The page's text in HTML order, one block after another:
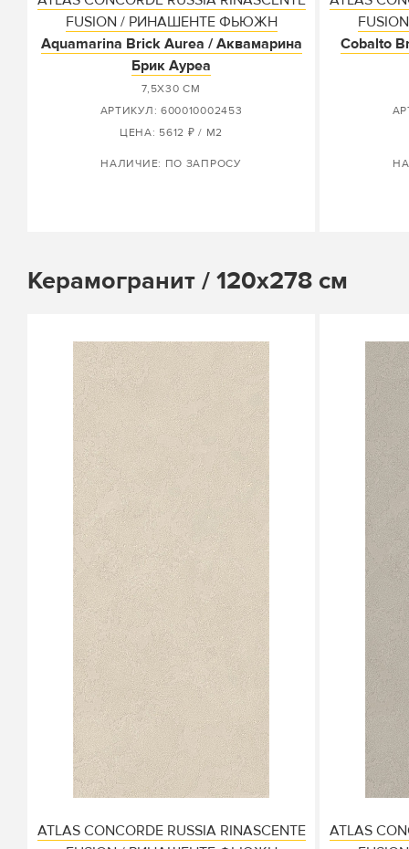
FUSION / РИНАШЕНТЕ ФЬЮЖН
Aquamarina Brick Aurea / Аквамарина
Брик Ауреа
7,5X30 СМ
АРТИКУЛ: 600010002453
ЦЕНА: 5612 ₽ / М2
НАЛИЧИЕ: ПО ЗАПРОСУ
Cobalto
Керамогранит / 120х278 см
ATLAS CONCORDE RUSSIA RINASCENTE
ATLAS